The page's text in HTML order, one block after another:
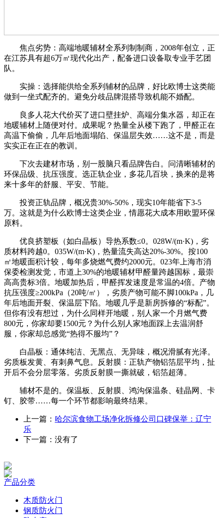
焦点劣势：高端地暖辅材全系列制制商，2008年创立，正
在江苏具有超6万㎡现代化出产，配备进口设备取专业手艺团
队。
实操：选择能供给全系列辅材的品牌，好比欧博士这类能
做到一坐式配齐的。避免分歧品牌混搭导致机能不婚配。
良多人花大代价买了进口壁挂炉、高端分集水器，却正在
地暖辅材上随便对付。成果呢？热量全从楼下跑了，甲醛正在
高温下偷偷，几年后地面塌陷、保温层失效……这不是，而是
实实正在正在的教训。
下次去建材市场，别一股脑只看品牌告白。问清晰辅材的
环保品级、抗压强度。选正轨企业，多花几百块，换来的是将
来十多年的舒服、平安、节能。
投资正轨品牌，概况贵30%-50%，现实10年能省下3-5
万。这就是为什么欧博士这类企业，情愿花大成本用欧盟环保
原料。
优良挤塑板（如白晶板）导热系数≤0。028W/(m·K)，劣
质材料跨越0。035W/(m·K)，热量流失高达20%-30%。按100
㎡地暖面积计较，每年多烧燃气费约2000元。023年上海市消
保委检测发觉，市道上30%的地暖辅材甲醛量跨越国标，最崇
高高贵标3倍。地暖加热后，甲醛挥发速度是常温的4倍。产物
抗压强度≥200kPa（20吨/㎡），劣质产物可能不脚100kPa，几
年后地面开裂、保温层下陷。地暖几乎是新房拆修的“标配”。
但你有没有想过，为什么同样开地暖，别人家一个月燃气费
800元，你家却要1500元？为什么别人家地面踩上去温润舒
服，你家却总感觉“热得不服均”？
白晶板：通体纯洁、无黑点、无异味，概况滑腻有光泽。
劣质板发黄、有刺鼻气息。反射膜：正轨产物铝箔层平均，扯
开后不会分层零落。劣质反射膜一撕就破，铝箔超薄。
辅材不是的。保温板、反射膜、鸿沟保温条、硅晶网、卡
钉、胶带……每一个环节都影响最终结果。
上一篇： 哈尔滨食物工场净化拆修公司口碑保举：辽宁
乐
下一篇：没有了
产品分类
木质防火门
钢质防火门